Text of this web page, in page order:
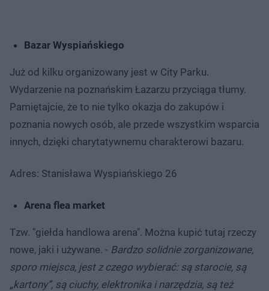
Bazar Wyspiańskiego
Już od kilku organizowany jest w City Parku.
Wydarzenie na poznańskim Łazarzu przyciąga tłumy.
Pamiętajcie, że to nie tylko okazja do zakupów i
poznania nowych osób, ale przede wszystkim wsparcia
innych, dzięki charytatywnemu charakterowi bazaru.
Adres: Stanisława Wyspiańskiego 26
Arena flea market
Tzw. "giełda handlowa arena". Można kupić tutaj rzeczy
nowe, jaki i używane. - Bardzo solidnie zorganizowane,
sporo miejsca, jest z czego wybierać: są starocie, są
„kartony”, są ciuchy, elektronika i narzędzia, są też